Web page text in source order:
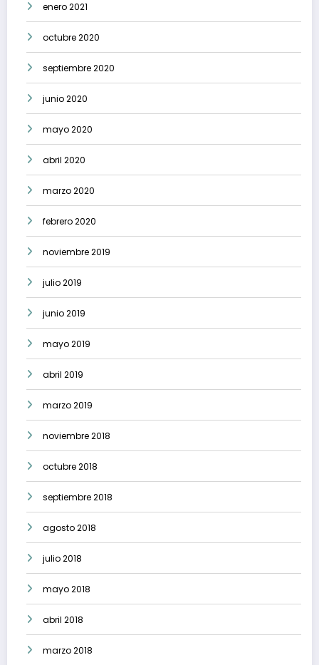
enero 2021
octubre 2020
septiembre 2020
junio 2020
mayo 2020
abril 2020
marzo 2020
febrero 2020
noviembre 2019
julio 2019
junio 2019
mayo 2019
abril 2019
marzo 2019
noviembre 2018
octubre 2018
septiembre 2018
agosto 2018
julio 2018
mayo 2018
abril 2018
marzo 2018